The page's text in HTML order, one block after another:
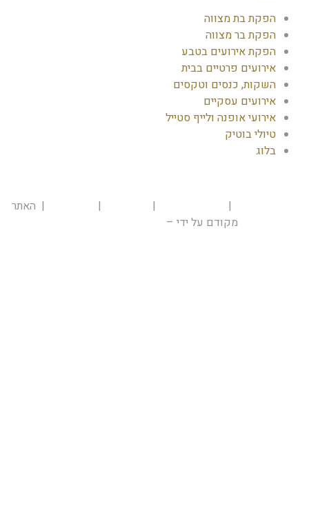
הפקת בת מצווה
הפקת בר מצווה
הפקת אירועים בטבע
אירועים פרטיים בבית
השקות, כנסים וטקסים
אירועים עסקיים
אירועי אופנה ולייף סטייל
טיולי בוטיק
בלוג
מדיניות פרטיות תקנון אתר מפת האתר
| האתר
מקודם על ידי –ליד-יה! קידום אתרים